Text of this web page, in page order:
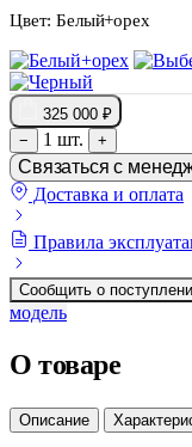
Цвет: Белый+орех
325 000 ₽
−
1 шт. +
Связаться с
Доставка и оплата
Правила
Сообщить о
модель
О товаре
Описание